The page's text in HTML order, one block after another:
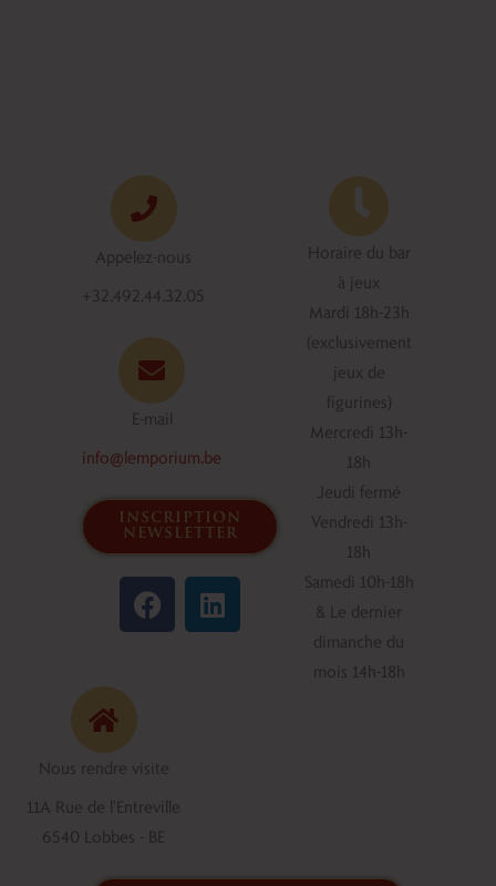
Appelez-nous
+32.492.44.32.05
E-mail
info@lemporium.be
inscription
newsletter
F
a
c
o
k
L
i
n
Horaire du bar
à jeux
Mardi 18h-23h
(exclusivement
jeux de
figurines)
Mercredi 13h-
18h
Jeudi fermé
Vendredi 13h-
18h
Samedi 10h-18h
& Le dernier
dimanche du
mois 14h-18h
Nous rendre visite
11A Rue de l'Entreville
6540 Lobbes - BE